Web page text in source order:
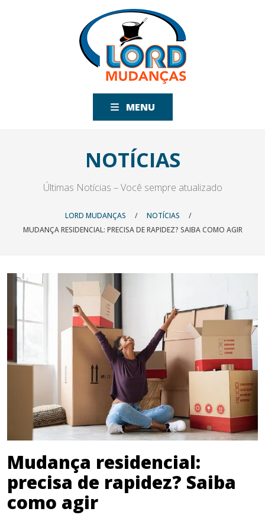
MENU
NOTÍCIAS
Últimas Notícias – Você sempre atualizado
LORD MUDANÇAS / NOTÍCIAS
/
MUDANÇA RESIDENCIAL: PRECISA DE RAPIDEZ? SAIBA COMO AGIR
Mudança residencial:
precisa de rapidez? Saiba
como agir